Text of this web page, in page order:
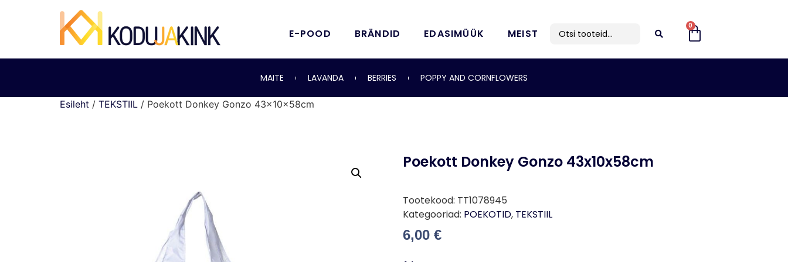
E-POOD BRÄNDID EDASIMÜÜK MEIST
0
MAITE LAVANDA BERRIES POPPY AND CORNFLOWERS
Esileht / TEKSTIIL / Poekott Donkey Gonzo 43x10x58cm
Poekott Donkey Gonzo 43x10x58cm
Tootekood: TT1078945
Kategooriad: POEKOTID, TEKSTIIL
6,00 €